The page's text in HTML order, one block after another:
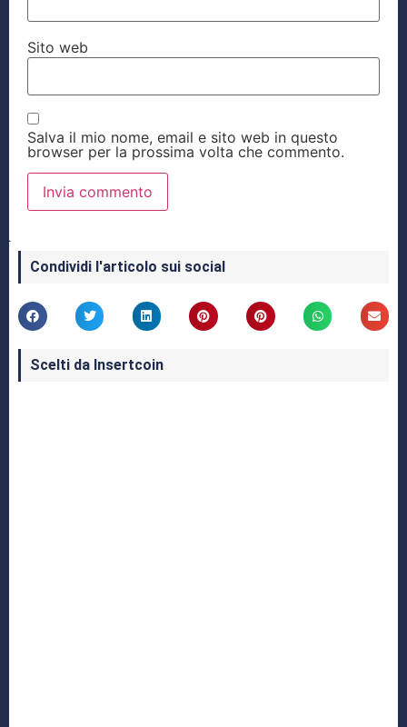
Sito web
Salva il mio nome, email e sito web in questo
browser per la prossima volta che commento.
Condividi l'articolo sui social
Scelti da Insertcoin